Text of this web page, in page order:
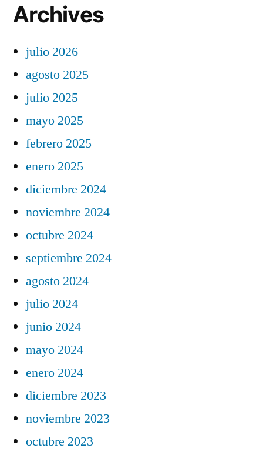
Archives
julio 2026
agosto 2025
julio 2025
mayo 2025
febrero 2025
enero 2025
diciembre 2024
noviembre 2024
octubre 2024
septiembre 2024
agosto 2024
julio 2024
junio 2024
mayo 2024
enero 2024
diciembre 2023
noviembre 2023
octubre 2023